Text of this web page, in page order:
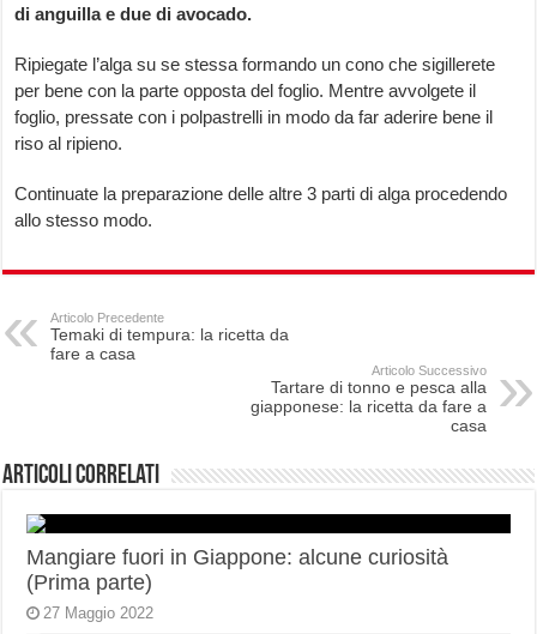
di anguilla e due di avocado.
Ripiegate l’alga su se stessa formando un cono che sigillerete
per bene con la parte opposta del foglio. Mentre avvolgete il
foglio, pressate con i polpastrelli in modo da far aderire bene il
riso al ripieno.
Continuate la preparazione delle altre 3 parti di alga procedendo
allo stesso modo.
Articolo Precedente
Temaki di tempura: la ricetta da
fare a casa
Articolo Successivo
Tartare di tonno e pesca alla
giapponese: la ricetta da fare a
casa
Articoli correlati
Mangiare fuori in Giappone: alcune curiosità
(Prima parte)
27 Maggio 2022